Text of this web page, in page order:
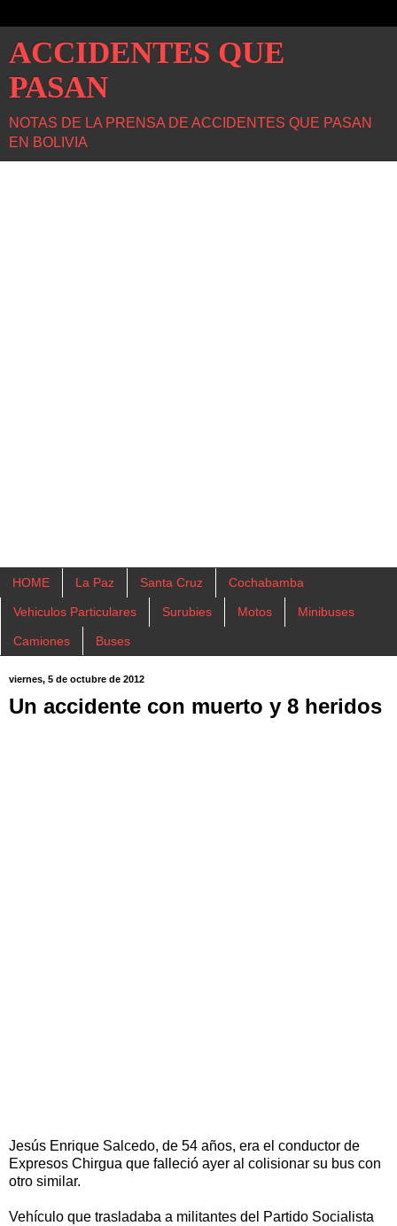
ACCIDENTES QUE
PASAN
NOTAS DE LA PRENSA DE ACCIDENTES QUE PASAN
EN BOLIVIA
HOME La Paz Santa Cruz Cochabamba
Vehiculos Particulares Surubies Motos Minibuses
Camiones Buses
viernes, 5 de octubre de 2012
Un accidente con muerto y 8 heridos
Jesús Enrique Salcedo, de 54 años, era el conductor de
Expresos Chirgua que falleció ayer al colisionar su bus con
otro similar.
Vehículo que trasladaba a militantes del Partido Socialista